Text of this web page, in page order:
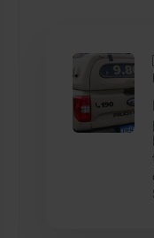
Caetité
Candiba
Cândido